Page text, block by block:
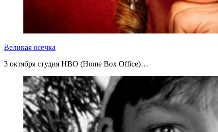
Великая осечка
3 октября студия HBO (Home Box Office)…